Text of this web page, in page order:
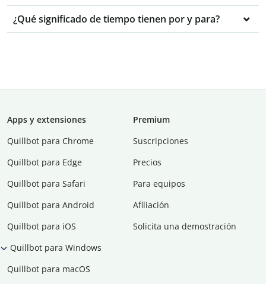
¿Qué significado de tiempo tienen por y para?
Apps y extensiones
Quillbot para Chrome
Quillbot para Edge
Quillbot para Safari
Quillbot para Android
Quillbot para iOS
Quillbot para Windows
Quillbot para macOS
Premium
Suscripciones
Precios
Para equipos
Afiliación
Solicita una demostración